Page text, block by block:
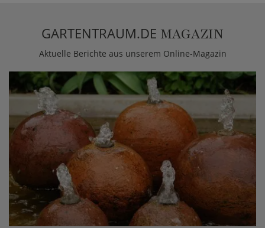
GARTENTRAUM.DE MAGAZIN
Aktuelle Berichte aus unserem Online-Magazin